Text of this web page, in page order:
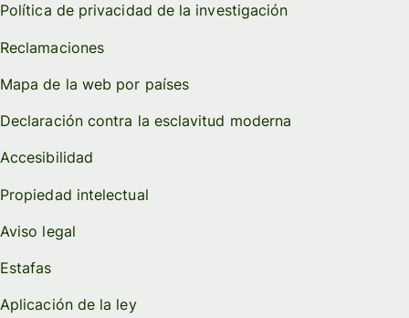
Política de privacidad de la investigación
Reclamaciones
Mapa de la web por países
Declaración contra la esclavitud moderna
Accesibilidad
Propiedad intelectual
Aviso legal
Estafas
Aplicación de la ley